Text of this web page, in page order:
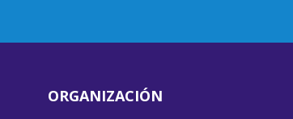
ORGANIZACIÓN